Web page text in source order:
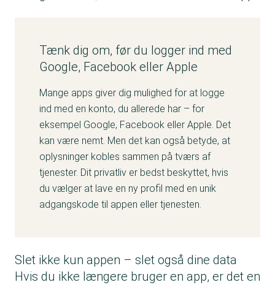
Tænk dig om, før du logger ind med
Google, Facebook eller Apple
Mange apps giver dig mulighed for at logge
ind med en konto, du allerede har – for
eksempel Google, Facebook eller Apple. Det
kan være nemt. Men det kan også betyde, at
oplysninger kobles sammen på tværs af
tjenester. Dit privatliv er bedst beskyttet, hvis
du vælger at lave en ny profil med en unik
adgangskode til appen eller tjenesten.
Slet ikke kun appen – slet også dine data
Hvis du ikke længere bruger en app, er det en